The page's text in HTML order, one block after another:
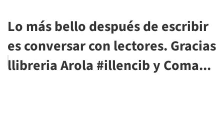
Lo más bello después de escribir
es conversar con lectores. Gracias
llibreria Arola #illencib y Coma...